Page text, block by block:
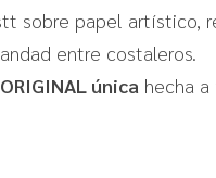
sobre papel artístico,
entre costaleros.
única hecha a